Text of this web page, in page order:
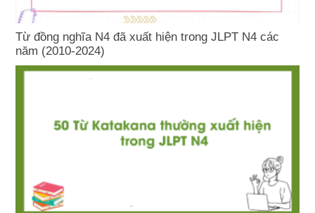
Từ đồng nghĩa N4 đã xuất hiện trong JLPT N4 các
năm (2010-2024)